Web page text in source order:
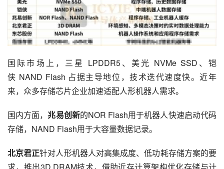
国际市场上，三星 LPDDR5、美光 NVMe SSD、铠
侠 NAND Flash 占据主导地位，技术迭代速度快。近年
来，众多存储芯片企业加速适配人形机器人需求。
国内方面，兆易创新的NOR Flash用于机器人快速启动代码
存储，NAND Flash用于大容量数据记录。
北京君正针对人形机器人对高集成度、低功耗存储方案的要
求，推出3D DRAM技术，借助近存计算架构优化存储与计